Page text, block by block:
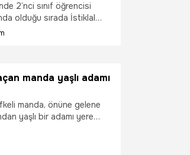
2’nci sınıf öğrencisi
olduğu sırada İstiklal
anlar cep telefonu
manda yaşlı adamı
manda, önüne gelene
yaşlı bir adamı yere